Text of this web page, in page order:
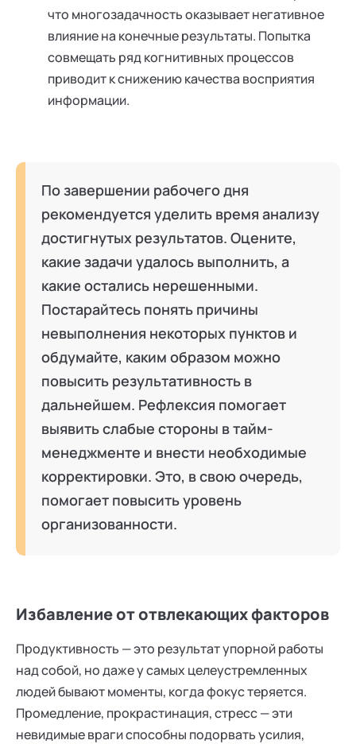
что многозадачность оказывает негативное
влияние на конечные результаты. Попытка
совмещать ряд когнитивных процессов
приводит к снижению качества восприятия
информации.
По завершении рабочего дня
рекомендуется уделить время анализу
достигнутых результатов. Оцените,
какие задачи удалось выполнить, а
какие остались нерешенными.
Постарайтесь понять причины
невыполнения некоторых пунктов и
обдумайте, каким образом можно
повысить результативность в
дальнейшем. Рефлексия помогает
выявить слабые стороны в тайм-
менеджменте и внести необходимые
корректировки. Это, в свою очередь,
помогает повысить уровень
организованности.
Избавление от отвлекающих факторов
Продуктивность — это результат упорной работы
над собой, но даже у самых целеустремленных
людей бывают моменты, когда фокус теряется.
Промедление, прокрастинация, стресс — эти
невидимые враги способны подорвать усилия,